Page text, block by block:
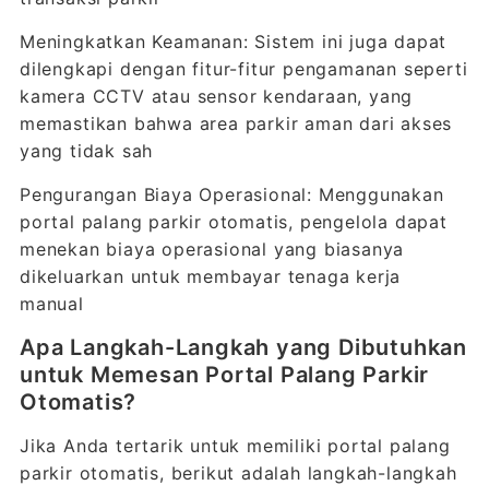
Meningkatkan Keamanan: Sistem ini juga dapat
dilengkapi dengan fitur-fitur pengamanan seperti
kamera CCTV atau sensor kendaraan, yang
memastikan bahwa area parkir aman dari akses
yang tidak sah
Pengurangan Biaya Operasional: Menggunakan
portal palang parkir otomatis, pengelola dapat
menekan biaya operasional yang biasanya
dikeluarkan untuk membayar tenaga kerja
manual
Apa Langkah-Langkah yang Dibutuhkan
untuk Memesan Portal Palang Parkir
Otomatis?
Jika Anda tertarik untuk memiliki portal palang
parkir otomatis, berikut adalah langkah-langkah